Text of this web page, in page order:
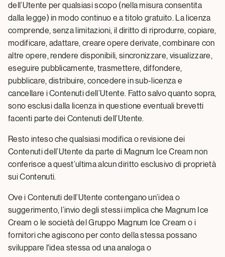
dell’Utente per qualsiasi scopo (nella misura consentita
dalla legge) in modo continuo e a titolo gratuito. La licenza
comprende, senza limitazioni, il diritto di riprodurre, copiare,
modificare, adattare, creare opere derivate, combinare con
altre opere, rendere disponibili, sincronizzare, visualizzare,
eseguire pubblicamente, trasmettere, diffondere,
pubblicare, distribuire, concedere in sub-licenza e
cancellare i Contenuti dell’Utente. Fatto salvo quanto sopra,
sono esclusi dalla licenza in questione eventuali brevetti
facenti parte dei Contenuti dell’Utente.
Resto inteso che qualsiasi modifica o revisione dei
Contenuti dell’Utente da parte di Magnum Ice Cream non
conferisce a quest’ultima alcun diritto esclusivo di proprietà
sui Contenuti.
Ove i Contenuti dell’Utente contengano un’idea o
suggerimento, l’invio degli stessi implica che Magnum Ice
Cream o le società del Gruppo Magnum Ice Cream o i
fornitori che agiscono per conto della stessa possano
sviluppare l'idea stessa od una analoga o